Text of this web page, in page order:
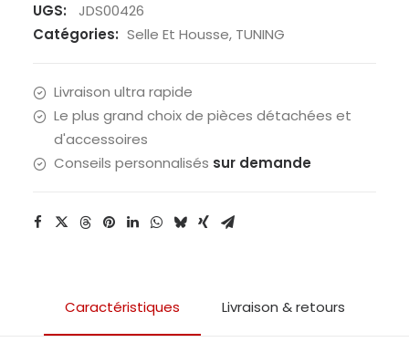
arrière
UGS:
JDS00426
Catégories: Selle Et Housse, TUNING
Livraison ultra rapide
Le plus grand choix de pièces détachées et
d'accessoires
Conseils personnalisés sur demande
Caractéristiques Livraison & retours